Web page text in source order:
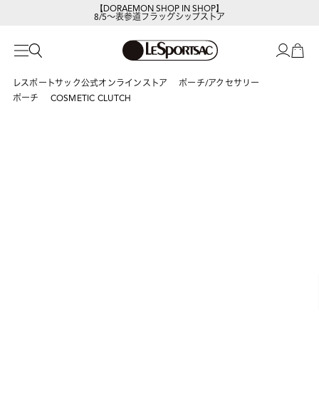
【DORAEMON SHOP IN SHOP】
8/5～表参道フラッグシップストア
レスポートサック公式オンラインストア
ポーチ/アクセサリー
ポーチ
COSMETIC CLUTCH